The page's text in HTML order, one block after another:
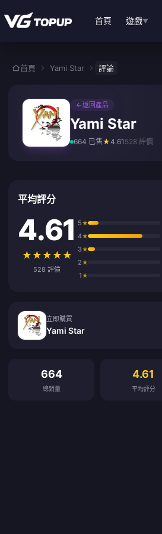
首頁 遊戲▼
首頁 Yami Star 評論
←返回產品
Yami Star
664 已售★4.61 528 評價
平均評分
4.61
★ ★ ★ ★ ★
528 評價
5★
4★
3★
2★
1★
立即購買
Yami Star
664
總銷量
4.61
平均評分